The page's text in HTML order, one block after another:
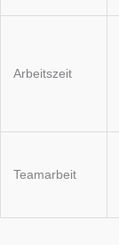
Arbeitszeit
Teamarbeit